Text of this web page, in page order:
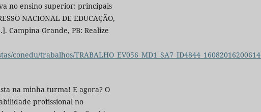
no ensino superior: principais
NACIONAL DE EDUCAÇÃO,
Campina Grande, PB: Realize
trabalhos/
na minha turma! E agora? O
profissional no